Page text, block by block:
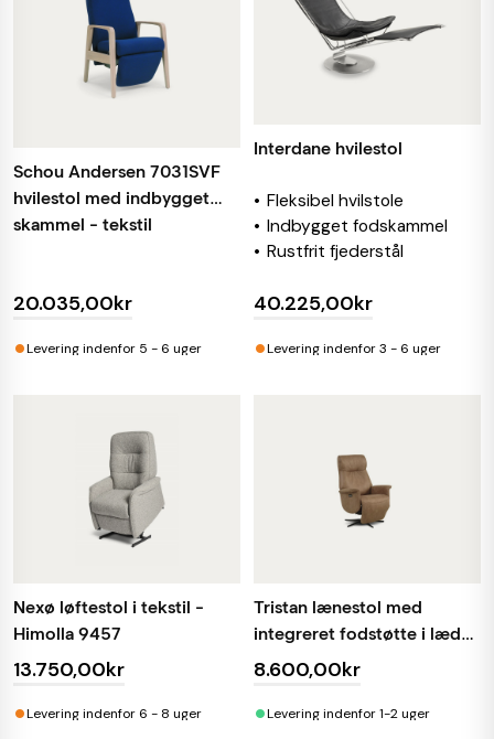
Schou Andersen 7031SVF
hvilestol med indbygget
skammel - tekstil
20.035,00kr
•Levering indenfor 5 - 6 uger
Interdane hvilestol
Fleksibel hvilstole
Indbygget fodskammel
Rustfrit fjederstål
40.225,00kr
•Levering indenfor 3 - 6 uger
Nexø løftestol i tekstil -
Himolla 9457
13.750,00kr
•Levering indenfor 6 - 8 uger
Tristan lænestol med
integreret fodstøtte i læder
el-betjent
8.600,00kr
•Levering indenfor 1-2 uger